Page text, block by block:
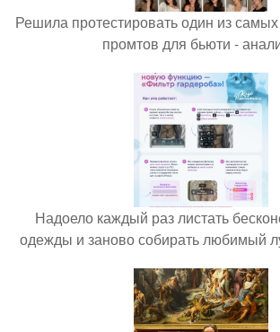
Решила протестировать один из
промтов для бьюти -
Надоело каждый раз листать
одежды и заново собирать любимый